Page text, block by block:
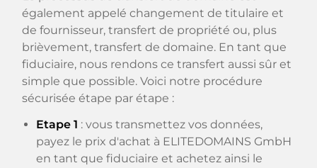
également appelé changement de titulaire et
de fournisseur, transfert de propriété ou, plus
brièvement, transfert de domaine. En tant que
fiduciaire, nous rendons ce transfert aussi sûr et
simple que possible. Voici notre procédure
sécurisée étape par étape :
Etape 1 : vous transmettez vos données,
payez le prix d'achat à ELITEDOMAINS GmbH
en tant que fiduciaire et achetez ainsi le